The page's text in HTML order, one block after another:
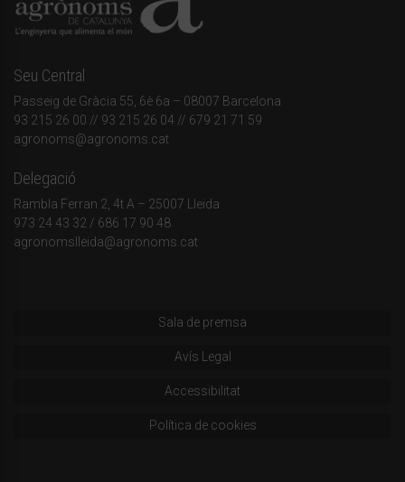
Seu Central
Passeig de Gràcia 55, 6è 6a – 08007 Barcelona
93 215 26 00 // 93 215 26 04 // 679 21 71 59
agronoms@agronoms.cat
Delegació
Rambla Ferran 2, 4t A – 25007 Lleida
973 24 43 32 / 686 17 90 48
agronomslleida@agronoms.cat
Sala de premsa
Avís Legal
Accessibilitat
Política de cookies